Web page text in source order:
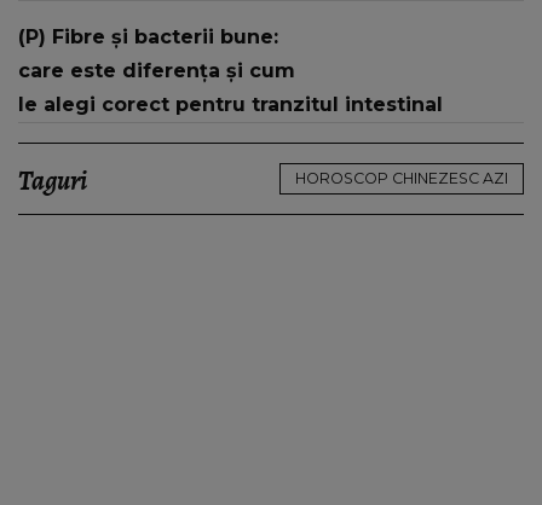
(P) Fibre și bacterii bune:
care este diferența și cum
le alegi corect pentru tranzitul intestinal
Taguri HOROSCOP CHINEZESC AZI